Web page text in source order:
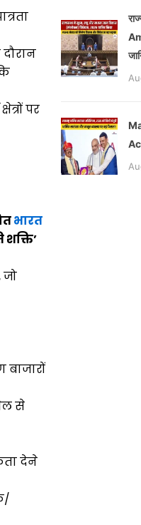
पर
भारत
शक्ति’
बाजारों
से
देने